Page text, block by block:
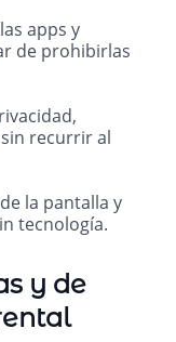
apps y
de prohibirlas
recurrir al
la pantalla y
tecnología.
y de